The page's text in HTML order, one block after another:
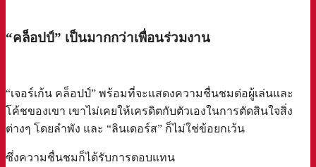
“คล็อปป์” เป็นมากกว่าเพื่อนร่วมงาน
“เจอร์เก้น คล็อปป์” พร้อมที่จะแสดงความชื่นชมต่อผู้เล่นและ
โค้ชของเขา เขาไม่เคยให้เครดิตกับตัวเองในการตัดสินใจสิ่ง
ต่างๆ โดยลำพัง และ “ลินเดอร์ส” ก็ไม่ใช่ข้อยกเว้น
ซึ่งความชื่นชมก็ได้รับการตอบแทน